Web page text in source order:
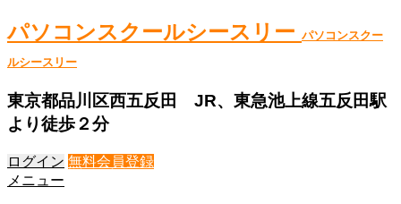
パソコンスクールシースリー パソコンスクー
ルシースリー
東京都品川区西五反田 JR、東急池上線五反田駅
より徒歩２分
ログイン 無料会員登録
メニュー